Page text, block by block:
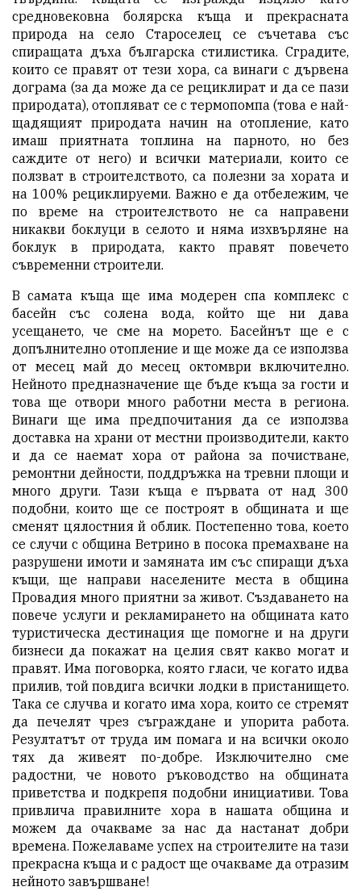
средновековна болярска къща и прекрасната
природа на село Староселец се съчетава със
спиращата дъха българска стилистика. Сградите,
които се правят от тези хора, са винаги с дървена
дограма (за да може да се рециклират и да се пази
природата), отопляват се с термопомпа (това е най-
щадящият природата начин на отопление, като
имаш приятната топлина на парното, но без
саждите от него) и всички материали, които се
ползват в строителството, са полезни за хората и
на 100% рециклируеми. Важно е да отбележим, че
по време на строителството не са направени
никакви боклуци в селото и няма изхвърляне на
боклук в природата, както правят повечето
съвременни строители.
В самата къща ще има модерен спа комплекс с
басейн със солена вода, който ще ни дава
усещането, че сме на морето. Басейнът ще е с
допълнително отопление и ще може да се използва
от месец май до месец октомври включително.
Нейното предназначение ще бъде къща за гости и
това ще отвори много работни места в региона.
Винаги ще има предпочитания да се използва
доставка на храни от местни производители, както
и да се наемат хора от района за почистване,
ремонтни дейности, поддръжка на тревни площи и
много други. Тази къща е първата от над 300
подобни, които ще се построят в общината и ще
сменят цялостния й облик. Постепенно това, което
се случи с община Ветрино в посока премахване на
разрушени имоти и замяната им със спиращи дъха
къщи, ще направи населените места в община
Провадия много приятни за живот. Създаването на
повече услуги и рекламирането на общината като
туристическа дестинация ще помогне и на други
бизнеси да покажат на целия свят какво могат и
правят. Има поговорка, която гласи, че когато идва
прилив, той повдига всички лодки в пристанището.
Така се случва и когато има хора, които се стремят
да печелят чрез съграждане и упорита работа.
Резултатът от труда им помага и на всички около
тях да живеят по-добре. Изключително сме
радостни, че новото ръководство на общината
приветства и подкрепя подобни инициативи. Това
привлича правилните хора в нашата община и
можем да очакваме за нас да настанат добри
времена. Пожелаваме успех на строителите на тази
прекрасна къща и с радост ще очакваме да отразим
нейното завършване!